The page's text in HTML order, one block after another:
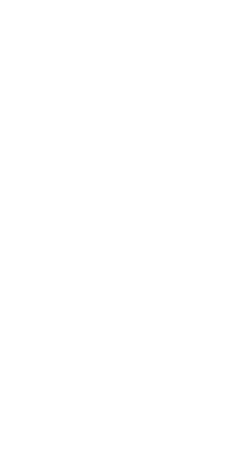
pour immortaliser
jeune fille
qu’un
Des photographes professionnels sont
sauront mieux capter l’essence de cette
Quoi de mieux pour symboliser ce grand
Un conseil : assurez-vous que la future
une
pour ne pas vous ennuyer. Si vous êtes